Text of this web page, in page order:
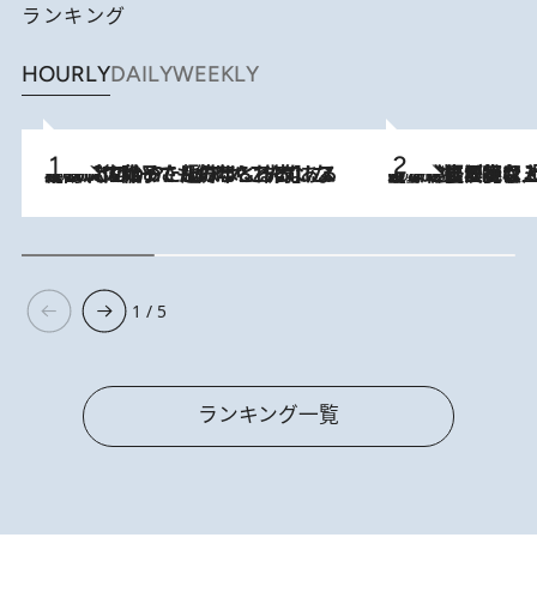
ランキング
HOURLYDAILYWEEKLY
2026.8.5
【阿川佐和子さんの年とる力】なぜ70代で始めた趣味は“こんなに楽しい”のか？ ピアノ、俳句…スランプに陥っても続けられる“ある秘訣”とは 2026.8.5
【なぜ吉沢亮は「気配を消せる」のか？】興行収入208億の『国宝』を経て挑むミュージカル『ディア・エヴァン・ハンセン』。トップ俳優が舞台上でさらけ出した“孤独”とは
1 / 5
ランキング一覧